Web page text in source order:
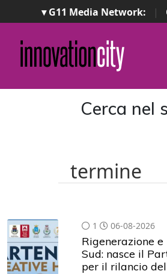
▾ G11 Media Network: |
ImpresaCity |
Awards
Italian Project Awards
Awards
Cerca nel
1 06-08-2026
Rigenerazione
Sud: nasce il
per il rilancio